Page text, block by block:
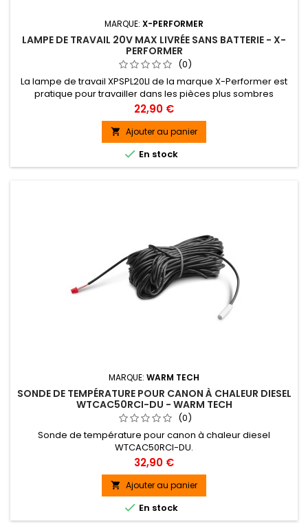
MARQUE: X-PERFORMER
LAMPE DE TRAVAIL 20V MAX LIVRÉE SANS BATTERIE - X-
PERFORMER
(0)
La lampe de travail XPSPL20LI de la marque X-Performer est
pratique pour travailler dans les pièces plus sombres
comme le grenier, la cave, le garage...L'angle d'inclinaison
de la lampe se fait sur 9 positions différentes(135°) et l'angle
d'éclairage est réglable sur 2 positions.
Prix
22,90 €
 Ajouter au panier
 En stock
MARQUE: WARM TECH
SONDE DE TEMPÉRATURE POUR CANON À CHALEUR DIESEL
WTCAC50RCI-DU - WARM TECH
(0)
Sonde de température pour canon à chaleur diesel
WTCAC50RCI-DU.
Prix
32,90 €
 Ajouter au panier
 En stock